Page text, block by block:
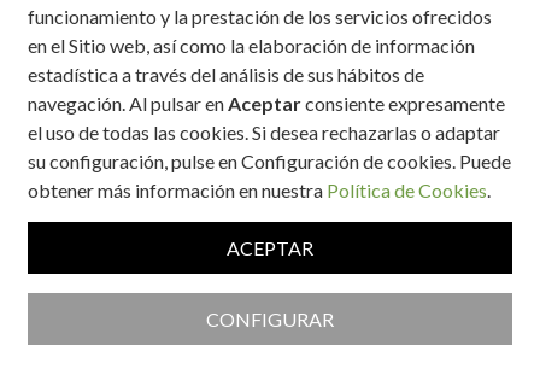
funcionamiento y la prestación de los servicios ofrecidos
en el Sitio web, así como la elaboración de información
estadística a través del análisis de sus hábitos de
navegación. Al pulsar enAceptarconsiente expresamente
el uso de todas las cookies. Si desea rechazarlas o adaptar
su configuración, pulse en Configuración de cookies. Puede
obtener más información en nuestra Política de Cookies.
ACEPTAR
CONFIGURAR
"BITS" versión saludable